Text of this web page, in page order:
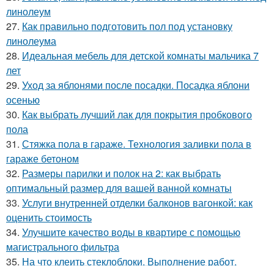
линолеум
27. Как правильно подготовить пол под установку
линолеума
28. Идеальная мебель для детской комнаты мальчика 7
лет
29. Уход за яблонями после посадки. Посадка яблони
осенью
30. Как выбрать лучший лак для покрытия пробкового
пола
31. Стяжка пола в гараже. Технология заливки пола в
гараже бетоном
32. Размеры парилки и полок на 2: как выбрать
оптимальный размер для вашей ванной комнаты
33. Услуги внутренней отделки балконов вагонкой: как
оценить стоимость
34. Улучшите качество воды в квартире с помощью
магистрального фильтра
35. На что клеить стеклоблоки. Выполнение работ.